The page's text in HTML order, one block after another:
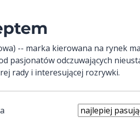
-- marka kierowana na rynek
pasjonatów odczuwających
rady i interesującej rozrywki.